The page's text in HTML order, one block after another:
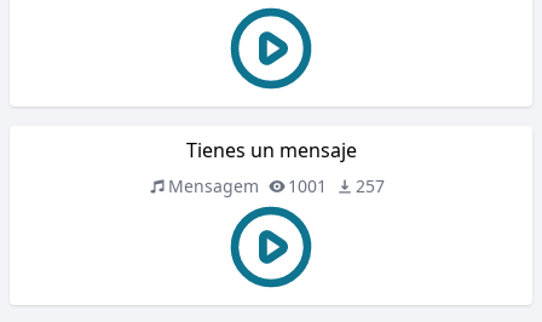
Tienes un mensaje
Mensagem 1001 257